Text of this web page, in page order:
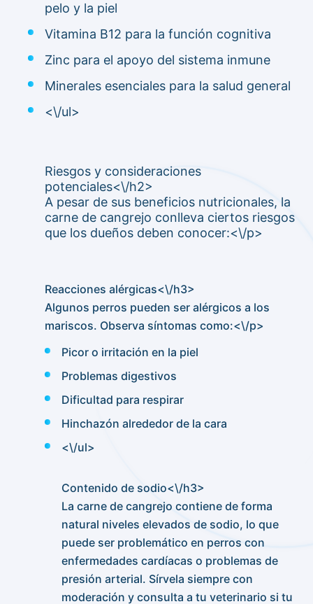
pelo y la piel
Vitamina B12 para la función cognitiva
Zinc para el apoyo del sistema inmune
Minerales esenciales para la salud general
<\/ul>
Riesgos y consideraciones
potenciales<\/h2>
A pesar de sus beneficios nutricionales, la
carne de cangrejo conlleva ciertos riesgos
que los dueños deben conocer:<\/p>
Reacciones alérgicas<\/h3>
Algunos perros pueden ser alérgicos a los
mariscos. Observa síntomas como:<\/p>
Picor o irritación en la piel
Problemas digestivos
Dificultad para respirar
Hinchazón alrededor de la cara
<\/ul>
Contenido de sodio<\/h3>
La carne de cangrejo contiene de forma
natural niveles elevados de sodio, lo que
puede ser problemático en perros con
enfermedades cardíacas o problemas de
presión arterial. Sírvela siempre con
moderación y consulta a tu veterinario si tu